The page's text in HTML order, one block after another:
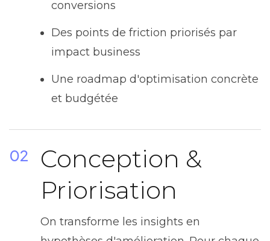
conversions
Des points de friction priorisés par
impact business
Une roadmap d'optimisation concrète
et budgétée
02
Conception &
Priorisation
On transforme les insights en